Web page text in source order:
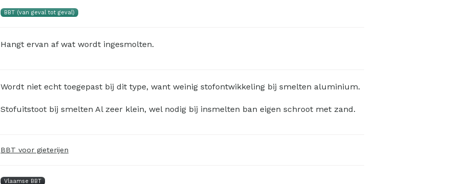
BBT (van geval tot geval)
Hangt ervan af wat wordt ingesmolten.
Wordt niet echt toegepast bij dit type, want weinig stofontwikkeling bij smelten aluminium.
Stofuitstoot bij smelten Al zeer klein, wel nodig bij insmelten ban eigen schroot met zand.
BBT voor gieterijen
Vlaamse BBT